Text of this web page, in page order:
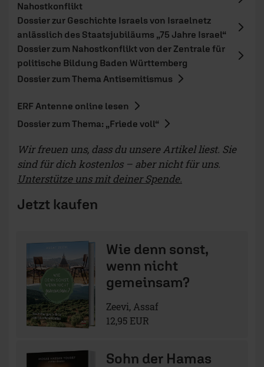
Nahostkonflikt
Dossier zur Geschichte Israels von Israelnetz
anlässlich des Staatsjubiläums „75 Jahre Israel“
Dossier zum Nahostkonflikt von der Zentrale für
politische Bildung Baden Württemberg
Dossier zum Thema Antisemitismus
ERF Antenne online lesen
Dossier zum Thema: „Friede voll“
Wir freuen uns, dass du unsere Artikel liest. Sie
sind für dich kostenlos – aber nicht für uns.
Unterstütze uns mit deiner Spende.
Jetzt kaufen
Wie denn sonst,
wenn nicht
gemeinsam?
Zeevi, Assaf
12,95 EUR
Sohn der Hamas